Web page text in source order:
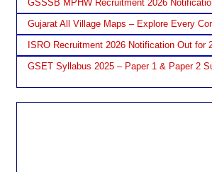
GSSSB MPHW Recruitment 2026
Gujarat All Village Maps – Explore Every
ISRO Recruitment 2026 Notification Out
GSET Syllabus 2025 – Paper 1 & Paper 2